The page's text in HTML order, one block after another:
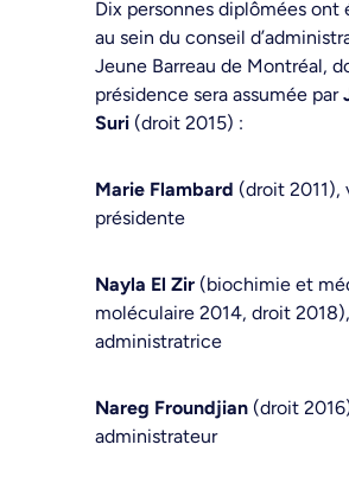
Dix personnes diplômées ont
au sein du conseil
Jeune Barreau de Montréal,
présidence sera assumée par
Suri (droit 2015) :
Marie Flambard (droit 2011),
présidente
Nayla El Zir (biochimie et
moléculaire 2014, droit 2018),
administratrice
Nareg Froundjian (droit
administrateur